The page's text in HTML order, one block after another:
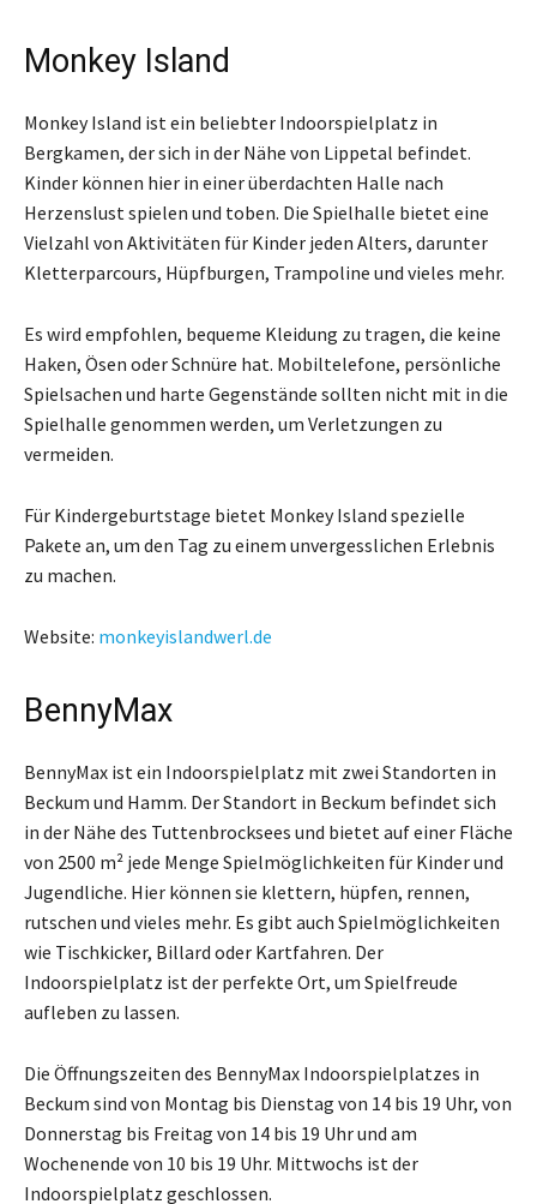
Monkey Island
Monkey Island ist ein beliebter Indoorspielplatz in
Bergkamen, der sich in der Nähe von Lippetal befindet.
Kinder können hier in einer überdachten Halle nach
Herzenslust spielen und toben. Die Spielhalle bietet eine
Vielzahl von Aktivitäten für Kinder jeden Alters, darunter
Kletterparcours, Hüpfburgen, Trampoline und vieles mehr.
Es wird empfohlen, bequeme Kleidung zu tragen, die keine
Haken, Ösen oder Schnüre hat. Mobiltelefone, persönliche
Spielsachen und harte Gegenstände sollten nicht mit in die
Spielhalle genommen werden, um Verletzungen zu
vermeiden.
Für Kindergeburtstage bietet Monkey Island spezielle
Pakete an, um den Tag zu einem unvergesslichen Erlebnis
zu machen.
Website: monkeyislandwerl.de
BennyMax
BennyMax ist ein Indoorspielplatz mit zwei Standorten in
Beckum und Hamm. Der Standort in Beckum befindet sich
in der Nähe des Tuttenbrocksees und bietet auf einer Fläche
von 2500 m² jede Menge Spielmöglichkeiten für Kinder und
Jugendliche. Hier können sie klettern, hüpfen, rennen,
rutschen und vieles mehr. Es gibt auch Spielmöglichkeiten
wie Tischkicker, Billard oder Kartfahren. Der
Indoorspielplatz ist der perfekte Ort, um Spielfreude
aufleben zu lassen.
Die Öffnungszeiten des BennyMax Indoorspielplatzes in
Beckum sind von Montag bis Dienstag von 14 bis 19 Uhr, von
Donnerstag bis Freitag von 14 bis 19 Uhr und am
Wochenende von 10 bis 19 Uhr. Mittwochs ist der
Indoorspielplatz geschlossen.